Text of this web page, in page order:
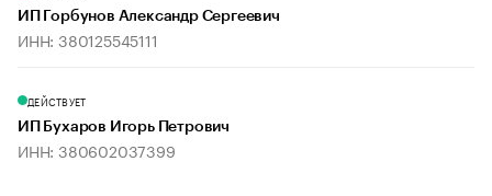
ИП Горбунов Александр Сергеевич
ИНН: 380125545111
ДЕЙСТВУЕТ
ИП Бухаров Игорь Петрович
ИНН: 380602037399